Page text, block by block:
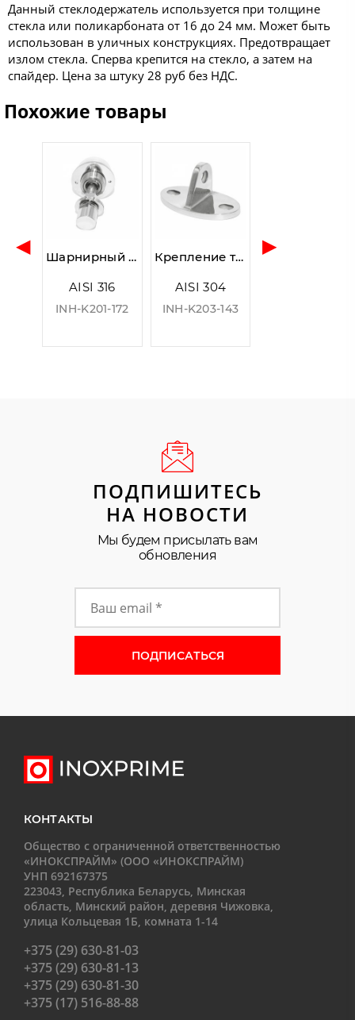
Данный стеклодержатель используется при толщине
стекла или поликарбоната от 16 до 24 мм. Может быть
использован в уличных конструкциях. Предотвращает
излом стекла. Сперва крепится на стекло, а затем на
спайдер. Цена за штуку 28 руб без НДС.
Похожие товары
◀
Шарнирный рутель для вантового крепления, с зенковкой, М14, шаг Р=2, для стекла 16.0-24.0 мм, AISI 316, Grit 600
AISI 316
INH-K201-172
Крепление тяги к стене для козырьков из стекла
AISI 304
INH-K203-143
▶
ПОДПИШИТЕСЬ
НА НОВОСТИ
Мы будем присылать вам
обновления
КОНТАКТЫ
Общество с ограниченной ответственностью
«ИНОКСПРАЙМ» (ООО «ИНОКСПРАЙМ)
УНП 692167375
223043, Республика Беларусь, Минская
область, Минский район, деревня Чижовка,
улица Кольцевая 1Б, комната 1-14
+375 (29) 630-81-03
+375 (29) 630-81-13
+375 (29) 630-81-30
+375 (17) 516-88-88